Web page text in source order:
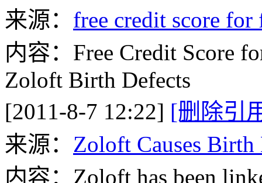
来源： free credit score for
内容：Free Credit Score
Zoloft Birth Defects
[2011-8-7 12:22] [删除引
来源： Zoloft Causes Birth
内容：Zoloft has been